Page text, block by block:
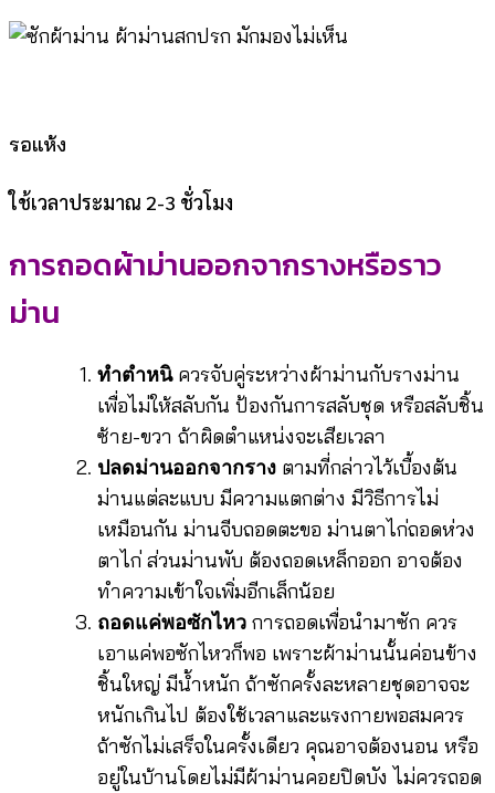
รอแห้ง
ใช้เวลาประมาณ 2-3 ชั่วโมง
การถอดผ้าม่านออกจากรางหรือราว
ม่าน
ทำตำหนิควรจับคู่ระหว่างผ้าม่านกับรางม่าน
เพื่อไม่ให้สลับกัน ป้องกันการสลับชุด หรือสลับชิ้น
ซ้าย-ขวา ถ้าผิดตำแหน่งจะเสียเวลา
ปลดม่านออกจากราง ตามที่กล่าวไว้เบื้องต้น
ม่านแต่ละแบบ มีความแตกต่าง มีวิธีการไม่
เหมือนกัน ม่านจีบถอดตะขอ ม่านตาไก่ถอดห่วง
ตาไก่ ส่วนม่านพับ ต้องถอดเหล็กออก อาจต้อง
ทำความเข้าใจเพิ่มอีกเล็กน้อย
ถอดแค่พอซักไหว การถอดเพื่อนำมาซัก ควร
เอาแค่พอซักไหวก็พอ เพราะผ้าม่านนั้นค่อนข้าง
ชิ้นใหญ่ มีน้ำหนัก ถ้าซักครั้งละหลายชุดอาจจะ
หนักเกินไป ต้องใช้เวลาและแรงกายพอสมควร
ถ้าซักไม่เสร็จในครั้งเดียว คุณอาจต้องนอน หรือ
อยู่ในบ้านโดยไม่มีผ้าม่านคอยปิดบัง ไม่ควรถอด